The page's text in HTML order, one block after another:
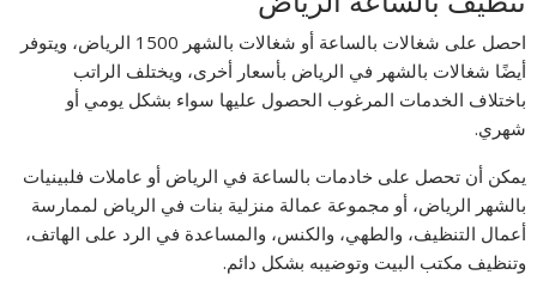
احصل على شغالات بالساعة أو شغالات بالشهر 1500 الرياض، ويتوفر
أيضًا شغالات بالشهر في الرياض بأسعار أخرى، ويختلف الراتب
باختلاف الخدمات المرغوب الحصول عليها سواء بشكل يومي أو
شهري.
يمكن أن تحصل على خادمات بالساعة في الرياض أو عاملات فلبينيات
بالشهر الرياض، أو مجموعة عمالة منزلية بنات في الرياض لممارسة
أعمال التنظيف، والطهي، والكنس، والمساعدة في الرد على الهاتف،
وتنظيف مكتب البيت وتوضيبه بشكل دائم.